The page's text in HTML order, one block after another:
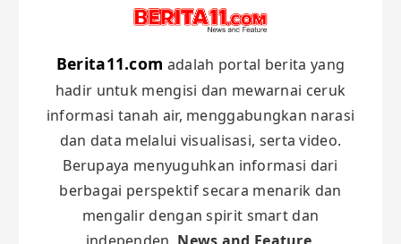
Berita11.com adalah portal berita yang
hadir untuk mengisi dan mewarnai ceruk
informasi tanah air, menggabungkan narasi
dan data melalui visualisasi, serta video.
Berupaya menyuguhkan informasi dari
berbagai perspektif secara menarik dan
mengalir dengan spirit smart dan